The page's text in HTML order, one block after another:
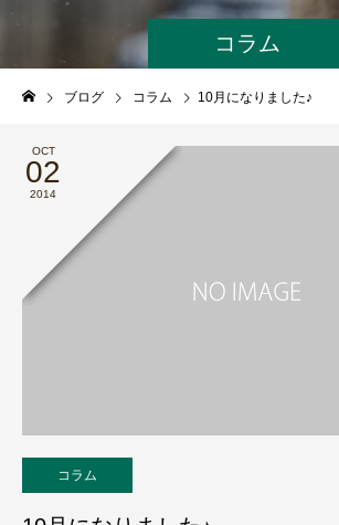
コラム
ブログ コラム 10月になりました♪
OCT
02
2014
コラム